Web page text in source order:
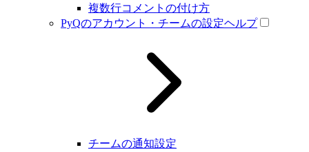
複数行コメントの付け方
PyQのアカウント・チームの設定ヘルプ
チームの通知設定